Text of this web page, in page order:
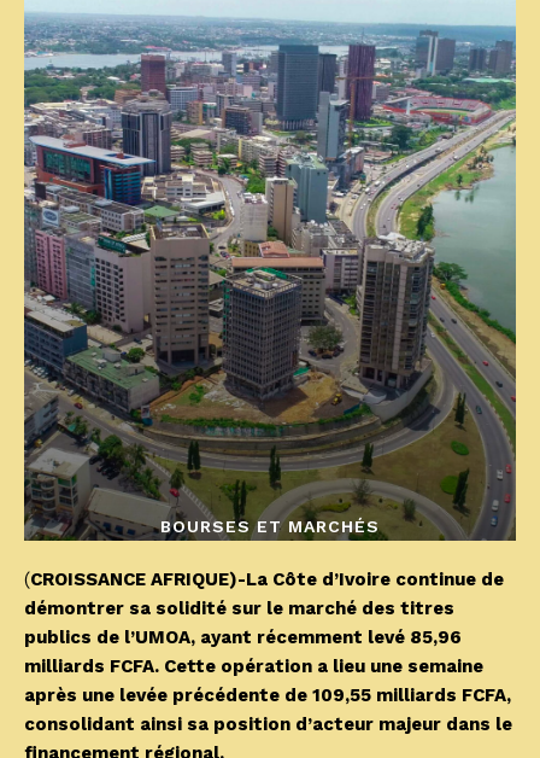
BOURSES ET MARCHÉS
(CROISSANCE AFRIQUE)-La Côte d’Ivoire continue de
démontrer sa solidité sur le marché des titres
publics de l’UMOA, ayant récemment levé 85,96
milliards FCFA. Cette opération a lieu une semaine
après une levée précédente de 109,55 milliards FCFA,
consolidant ainsi sa position d’acteur majeur dans le
financement régional.